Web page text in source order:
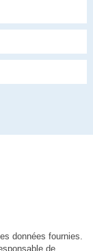
données fournies.
de